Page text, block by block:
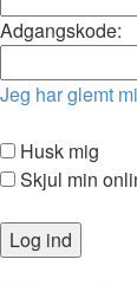
Adgangskode:
Jeg har glemt
Husk mig
Skjul min